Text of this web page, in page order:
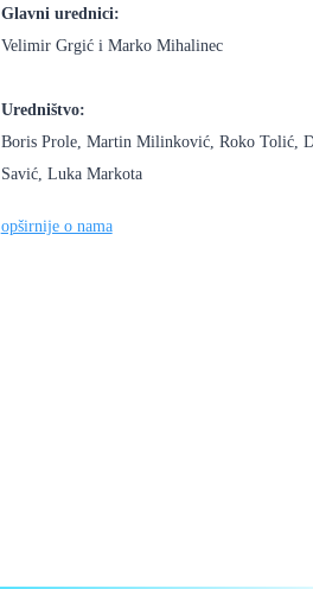
Glavni urednici:
Velimir Grgić i Marko Mihalinec
Uredništvo:
Boris Prole, Martin Milinković, Roko Tolić,
Savić, Luka Markota
opširnije o nama